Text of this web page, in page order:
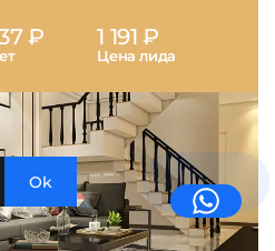
₽ 1 191 ₽
Цена лида
Ok